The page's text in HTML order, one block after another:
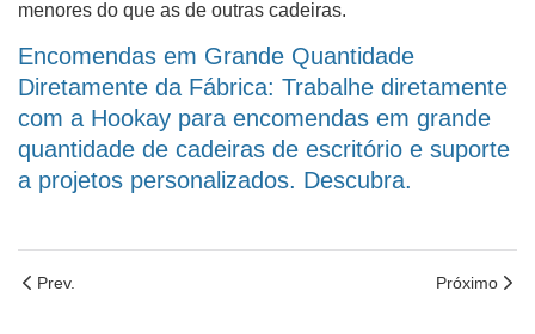
menores do que as de outras cadeiras.
Encomendas em Grande Quantidade
Diretamente da Fábrica: Trabalhe diretamente
com a Hookay para encomendas em grande
quantidade de cadeiras de escritório e suporte
a projetos personalizados. Descubra.
Prev. Próximo